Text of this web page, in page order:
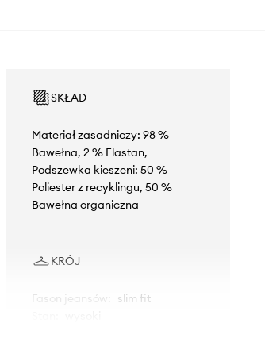
SKŁAD
Materiał zasadniczy: 98 %
Bawełna, 2 % Elastan,
Podszewka kieszeni: 50 %
Poliester z recyklingu, 50 %
Bawełna organiczna
KRÓJ
Fason jeansów
slim fit